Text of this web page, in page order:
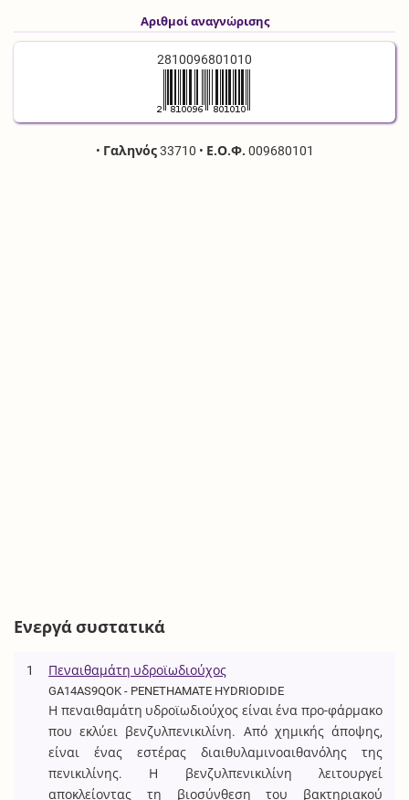
Αριθμοί αναγνώρισης
2810096801010
• Γαληνός33710 • Ε.Ο.Φ. 009680101
Ενεργά συστατικά
1 Πεναιθαμάτη υδροϊωδιούχος
GA14AS9QOK - PENETHAMATE HYDRIODIDE
Η πεναιθαμάτη υδροϊωδιούχος είναι ένα προ-φάρμακο
που εκλύει βενζυλπενικιλίνη. Από χημικής άποψης,
είναι ένας εστέρας διαιθυλαμινοαιθανόλης της
πενικιλίνης. Η βενζυλπενικιλίνη λειτουργεί
αποκλείοντας τη βιοσύνθεση του βακτηριακού